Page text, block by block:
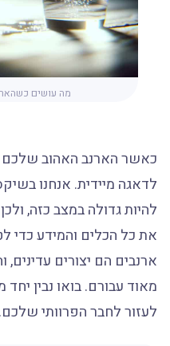
מה עושים
כאשר הארנב האהוב שלכם
לדאגה מיידית. אנחנו
להיות גדולה במצב כזה,
את כל הכלים והמידע כדי
ארנבים הם יצורים עדינים,
מאוד עבורם. בואו נבין
לעזור לחבר הפרוותי שלכם.